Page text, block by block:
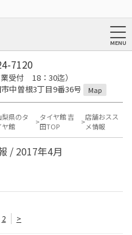
7120
受付 18：30迄）
中曽根3丁目9番36号
Map
梨県のタ
ヤ館
タイヤ館 吉
田TOP
店舗おスス
メ情報
/ 2017年4月
2 >